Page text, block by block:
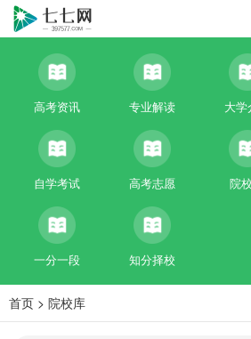
高考资讯 专业解读 大学
自学考试 高考志愿 院
一分一段 知分择校
首页 > 院校库